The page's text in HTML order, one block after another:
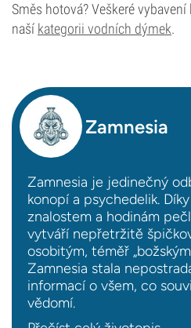
Směs hotová? Veškeré
naší kategorii vodních dýmek.
Zamnesia
Zamnesia je jedinečný
konopí a psychedelik.
znalostem a hodinám
vytváří nepřetržitě
osobitým, téměř
Zamnesia stala
informací o všem, co
vědomí.